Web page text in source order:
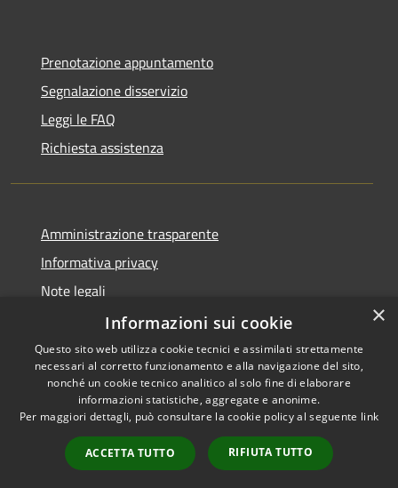
Prenotazione appuntamento
Segnalazione disservizio
Leggi le FAQ
Richiesta assistenza
Amministrazione trasparente
Informativa privacy
Note legali
Dichiarazione di accessibilità
RSS
Accessibilità
Copyright © 2026 • Città di
Municipium•
Accesso
redazione
×
Informazioni sui cookie
Questo sito web utilizza cookie tecnici e assimilati strettamente
necessari al corretto funzionamento e alla navigazione del sito,
nonché un cookie tecnico analitico al solo fine di elaborare
informazioni statistiche, aggregate e anonime.
Per maggiori dettagli, può consultare la cookie policy al seguente link
ACCETTA TUTTO RIFIUTA TUTTO